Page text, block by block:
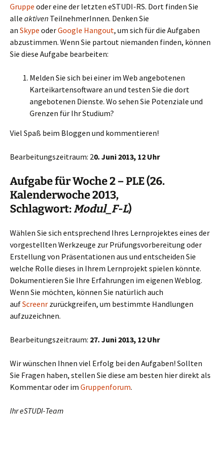
Gruppe oder eine der letzten eSTUDI-RS. Dort finden Sie
alle aktiven TeilnehmerInnen. Denken Sie
an Skype oderGoogle Hangout, um sich für die Aufgaben
abzustimmen. Wenn Sie partout niemanden finden, können
Sie diese Aufgabe bearbeiten:
Melden Sie sich bei einer im Web angebotenen
Karteikartensoftware an und testen Sie die dort
angebotenen Dienste. Wo sehen Sie Potenziale und
Grenzen für Ihr Studium?
Viel Spaß beim Bloggen und kommentieren!
Bearbeitungszeitraum: 20. Juni 2013, 12 Uhr
Aufgabe für Woche 2 – PLE (26.
Kalenderwoche 2013,
Schlagwort:Modul_F-L)
Wählen Sie sich entsprechend Ihres Lernprojektes eines der
vorgestellten Werkzeuge zur Prüfungsvorbereitung oder
Erstellung von Präsentationen aus und entscheiden Sie
welche Rolle dieses in Ihrem Lernprojekt spielen könnte.
Dokumentieren Sie Ihre Erfahrungen im eigenen Weblog.
Wenn Sie möchten, können Sie natürlich auch
aufScreenr zurückgreifen, um bestimmte Handlungen
aufzuzeichnen.
Bearbeitungszeitraum: 27. Juni 2013, 12 Uhr
Wir wünschen Ihnen viel Erfolg bei den Aufgaben! Sollten
Sie Fragen haben, stellen Sie diese am besten hier direkt als
Kommentar oder im Gruppenforum.
Ihr eSTUDI-Team